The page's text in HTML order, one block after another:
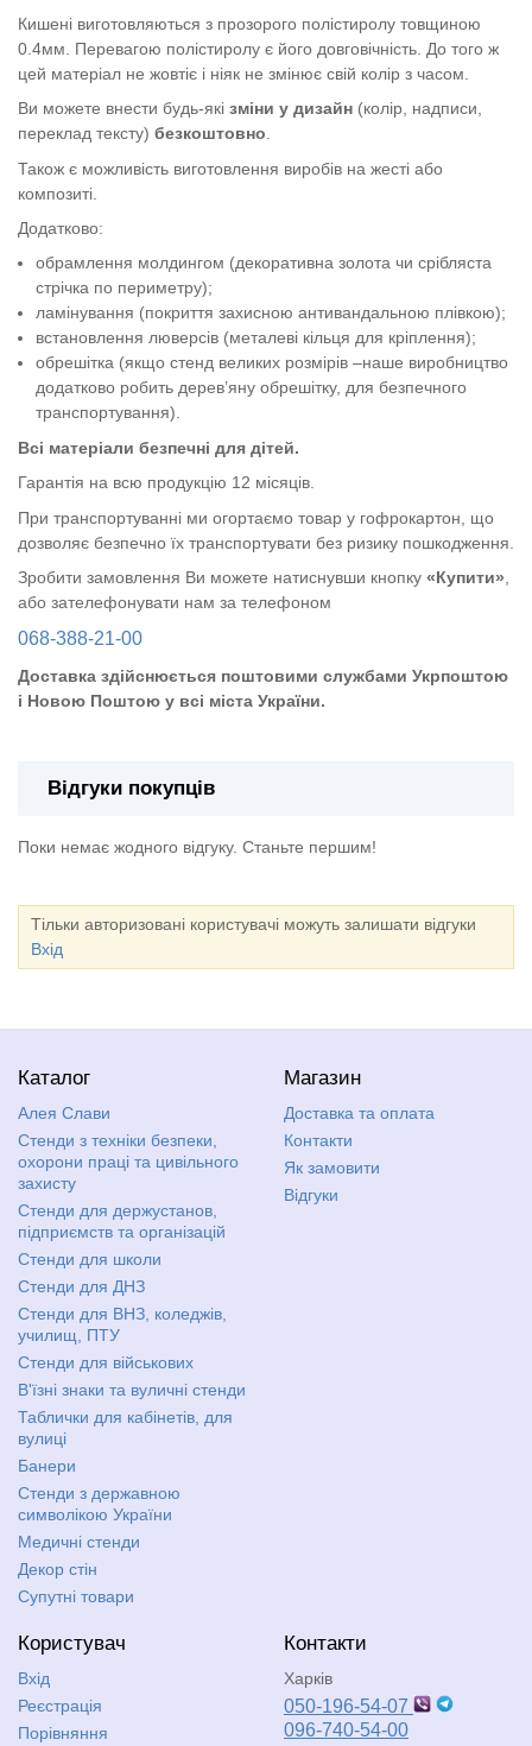
Кишені виготовляються з прозорого полістиролу товщиною
0.4мм. Перевагою полістиролу є його довговічність. До того ж
цей матеріал не жовтіє і ніяк не змінює свій колір з часом.
Ви можете внести будь-які зміни у дизайн (колір, надписи,
переклад тексту) безкоштовно.
Також є можливість виготовлення виробів на жесті або
композиті.
Додатково:
обрамлення молдингом (декоративна золота чи срібляста
стрічка по периметру);
ламінування (покриття захисною антивандальною плівкою);
встановлення люверсів (металеві кільця для кріплення);
обрешітка (якщо стенд великих розмірів –наше виробництво
додатково робить дерев’яну обрешітку, для безпечного
транспортування).
Всі матеріали безпечні для дітей.
Гарантія на всю продукцію 12 місяців.
При транспортуванні ми огортаємо товар у гофрокартон, що
дозволяє безпечно їх транспортувати без ризику пошкодження.
Зробити замовлення Ви можете натиснувши кнопку «Купити»
або зателефонувати нам за телефоном
068-388-21-00
Доставка здійснюється поштовими службами Укрпоштою
і Новою Поштою у всі міста України.
Відгуки покупців
Поки немає жодного відгуку. Станьте першим!
Тільки авторизовані користувачі можуть залишати відгуки
Вхід
Каталог
Алея Слави
Стенди з техніки безпеки,
охорони праці та цивільного
захисту
Стенди для держустанов,
підприємств та організацій
Стенди для школи
Стенди для ДНЗ
Стенди для ВНЗ, коледжів,
училищ, ПТУ
Стенди для військових
В'їзні знаки та вуличні стенди
Таблички для кабінетів, для
вулиці
Банери
Стенди з державною
символікою України
Медичні стенди
Декор стін
Супутні товари
Магазин
Доставка та оплата
Контакти
Як замовити
Відгуки
Користувач
Вхід
Реєстрація
Порівняння
Контакти
Харків
050-196-54-07
096-740-54-00